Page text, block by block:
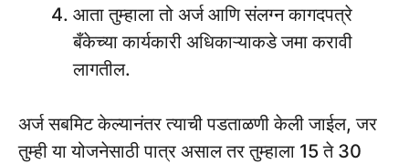
आता तुम्हाला तो अर्ज आणि संलग्न कागदपत्रे
बँकेच्या कार्यकारी अधिकाऱ्याकडे जमा करावी
लागतील.
अर्ज सबमिट केल्यानंतर त्याची पडताळणी केली जाईल, जर
तुम्ही या योजनेसाठी पात्र असाल तर तुम्हाला 15 ते 30